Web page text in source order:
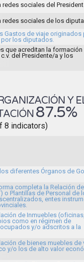
redes sociales del
redes sociales de los
Gastos de viaje originados
los diputados.
que acreditan la formación
del Presidente/a y los
Y
87.5%
8 indicators)
diferentes Órganos de
completa la Relación
o Plantillas de Personal de
entes
de Inmuebles
como en régimen de
y/o adscritos a la
de bienes muebles de
y/o los de alto valor